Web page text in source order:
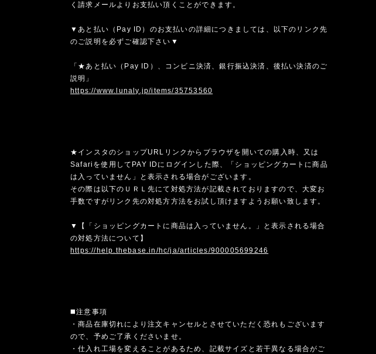
く請求メールよりお支払い頂くことができます。
▼あと払い（Pay ID）のお支払いの詳細につきましては、以下のリンク先
のご説明を必ずご確認下さい▼
「★あと払い（Pay ID）、コンビニ決済、銀行振込決済、後払い決済のご
説明」
https://www.lunaly.jp/items/35753560
★インスタのショップURLリンクからブラウザを開いての購入時、又は
Safariを使用してPAY IDにログインした際、「ショッピングカートに商品
は入っていません」と表示される場合がございます。
その際は以下のＵＲＬ先にて対処方法が記載されておりますので、大変お
手数ですがリンク先の対処方方法をお試し頂けますようお願い致します。
▼【「ショッピングカートに商品は入っていません。」と表示される場合
の対処方法について】
https://help.thebase.in/hc/ja/articles/900005699246
◼️注意事項
・商品在庫切れにより注文キャンセルとさせていただく恐れもございます
ので、予めご了承くださいませ。
・仕入れ工場を変えることがあるため、記載サイズと若干異なる場合がご